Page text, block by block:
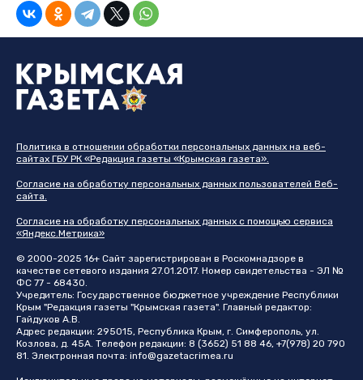
Политика в отношении обработки персональных данных на веб-
сайтах ГБУ РК «Редакция газеты «Крымская газета».
Согласие на обработку персональных данных пользователей Веб-
сайта.
Согласие на обработку персональных данных с помощью сервиса
«Яндекс.Метрика»
© 2000-2025 16+ Сайт зарегистрирован в Роскомнадзоре в
качестве сетевого издания 27.01.2017. Номер свидетельства - ЭЛ №
ФС 77 - 68430.
Учредитель: Государственное бюджетное учреждение Республики
Крым "Редакция газеты "Крымская газета". Главный редактор:
Гайдуков А.В.
Адрес редакции: 295015, Республика Крым, г. Симферополь, ул.
Козлова, д. 45А. Телефон редакции: 8 (3652) 51 88 46, +7(978) 20 790
81. Электронная почта: info@gazetacrimea.ru